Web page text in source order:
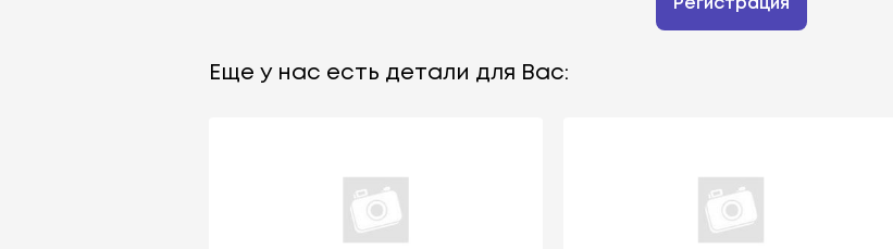
Регистрация
Еще у нас есть детали для Вас: